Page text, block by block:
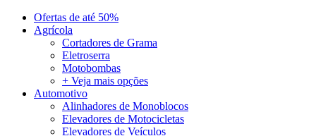
Ofertas de até 50%
Agrícola
Cortadores de Grama
Eletroserra
Motobombas
+ Veja mais opções
Automotivo
Alinhadores de Monoblocos
Elevadores de Motocicletas
Elevadores de Veículos